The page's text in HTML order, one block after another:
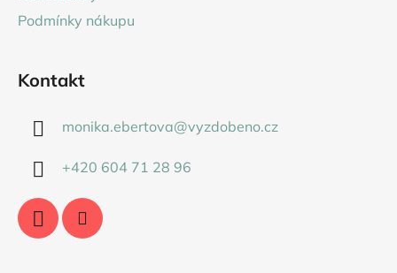
Podmínky nákupu
Kontakt
monika.ebertova@vyzdobeno.cz
+420 604 71 28 96